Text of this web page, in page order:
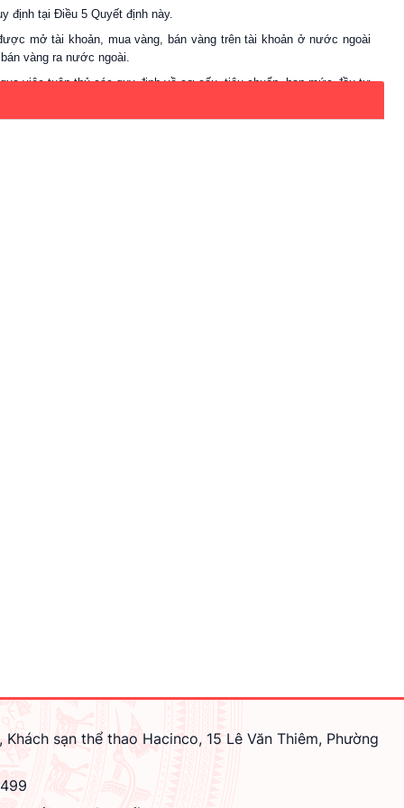
định tại Điều 5 Quyết định này.
mở tài khoản, mua vàng, bán vàng trên tài khoản ở nước ngoài
vàng ra nước ngoài.
việc tuân thủ các quy định về cơ cấu, tiêu chuẩn, hạn mức đầu tư
Khách sạn thể thao Hacinco, 15 Lê Văn Thiêm, Phường